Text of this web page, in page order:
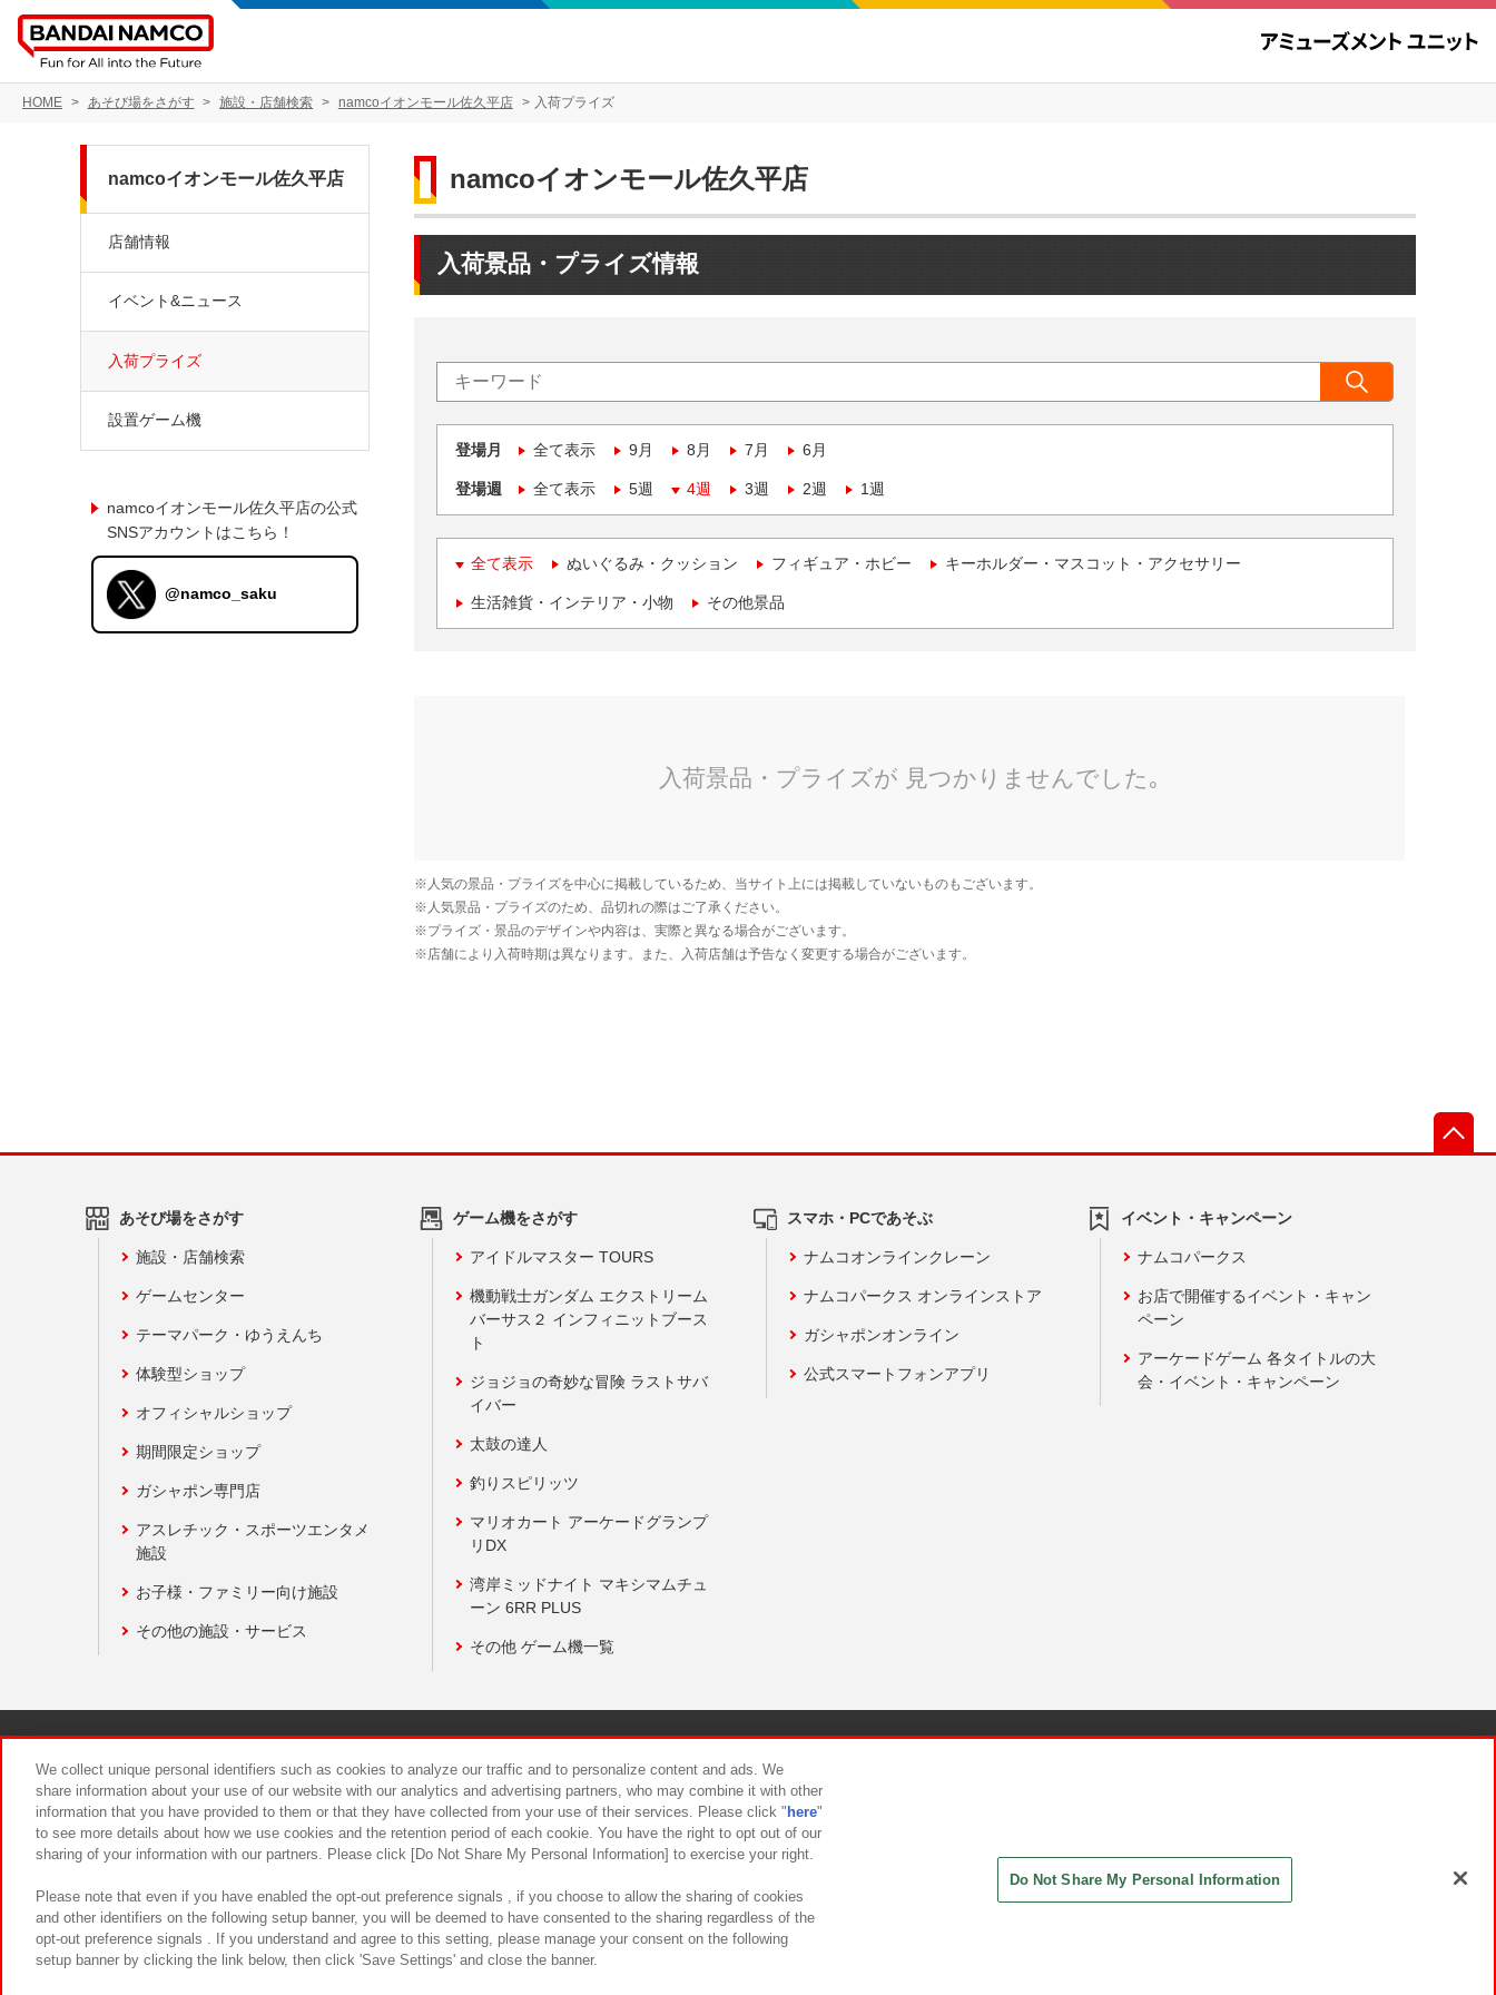
HOME あそび場をさがす 施設・店舗検索 namcoイオンモール佐久平店 入荷プライズ
namcoイオンモール佐久平店
入荷景品・プライズ情報
登場月 全て表示 9月 8月 7月 6月
登場週 全て表示 5週 4週 3週 2週 1週
全て表示 ぬいぐるみ・クッション フィギュア・ホビー キーホルダー・マスコット・アクセサリー
生活雑貨・インテリア・小物 その他景品
namcoイオンモール佐久平店
店舗情報
イベント&ニュース
入荷プライズ
設置ゲーム機
namcoイオンモール佐久平店の公式
SNSアカウントはこちら！
@namco_saku
あそび場をさがす
施設・店舗検索
ゲームセンター
テーマパーク・ゆうえんち
体験型ショップ
オフィシャルショップ
期間限定ショップ
ガシャポン専門店
アスレチック・スポーツエンタメ
施設
お子様・ファミリー向け施設
その他の施設・サービス
ゲーム機をさがす
アイドルマスター TOURS
機動戦士ガンダム エクストリーム
バーサス２ インフィニットブース
ト
ジョジョの奇妙な冒険 ラストサバ
イバー
太鼓の達人
釣りスピリッツ
マリオカート アーケードグランプ
リDX
湾岸ミッドナイト マキシマムチュ
ーン 6RR PLUS
その他 ゲーム機一覧
スマホ・PCであそぶ
ナムコオンラインクレーン
ナムコパークス オンラインストア
ガシャポンオンライン
公式スマートフォンアプリ
イベント・キャンペーン
ナムコパークス
お店で開催するイベント・キャン
ペーン
アーケードゲーム 各タイトルの大
会・イベント・キャンペーン
食品のご提供について カスタマーハラスメント対応方針
We collect unique personal identifiers such as cookies to analyze our traffic and to personalize content and ads. We
share information about your use of our website with our analytics and advertising partners, who may combine it with other
information that you have provided to them or that they have collected from your use of their services. Please click " here"
to see more details about how we use cookies and the retention period of each cookie. You have the right to opt out of our
sharing of your information with our partners. Please click [Do Not Share My Personal Information] to exercise your right.
Please note that even if you have enabled the opt-out preference signals , if you choose to allow the sharing of cookies
and other identifiers on the following setup banner, you will be deemed to have consented to the sharing regardless of the
opt-out preference signals . If you understand and agree to this setting, please manage your consent on the following
setup banner by clicking the link below, then click 'Save Settings' and close the banner.
Do Not Share My Personal Information